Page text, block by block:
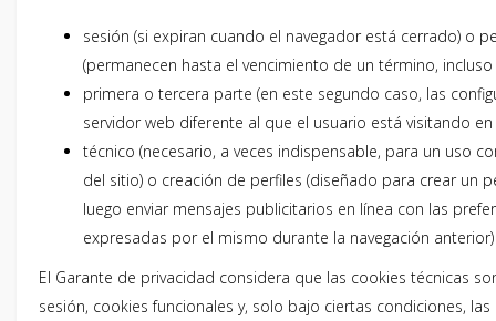
sesión (si expiran cuando el navegador está cerrado) o
(permanecen hasta el vencimiento de un término, incluso
primera o tercera parte (en este segundo caso, las
servidor web diferente al que el usuario está visitando
técnico (necesario, a veces indispensable, para un uso
del sitio) o creación de perfiles (diseñado para crear un
luego enviar mensajes publicitarios en línea con las
expresadas por el mismo durante la navegación anterior)
El Garante de privacidad considera que las cookies técnicas
sesión, cookies funcionales y, solo bajo ciertas condiciones, las